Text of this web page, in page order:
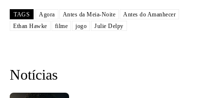
TAGS Agora Antes da Meia-Noite
Antes do Amanhecer
Ethan Hawke
filme jogo Julie Delpy
Notícias